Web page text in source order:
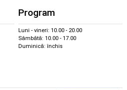
Program
Luni - vineri: 10.00 - 20.00
Sâmbătă: 10.00 - 17.00
Duminică: închis